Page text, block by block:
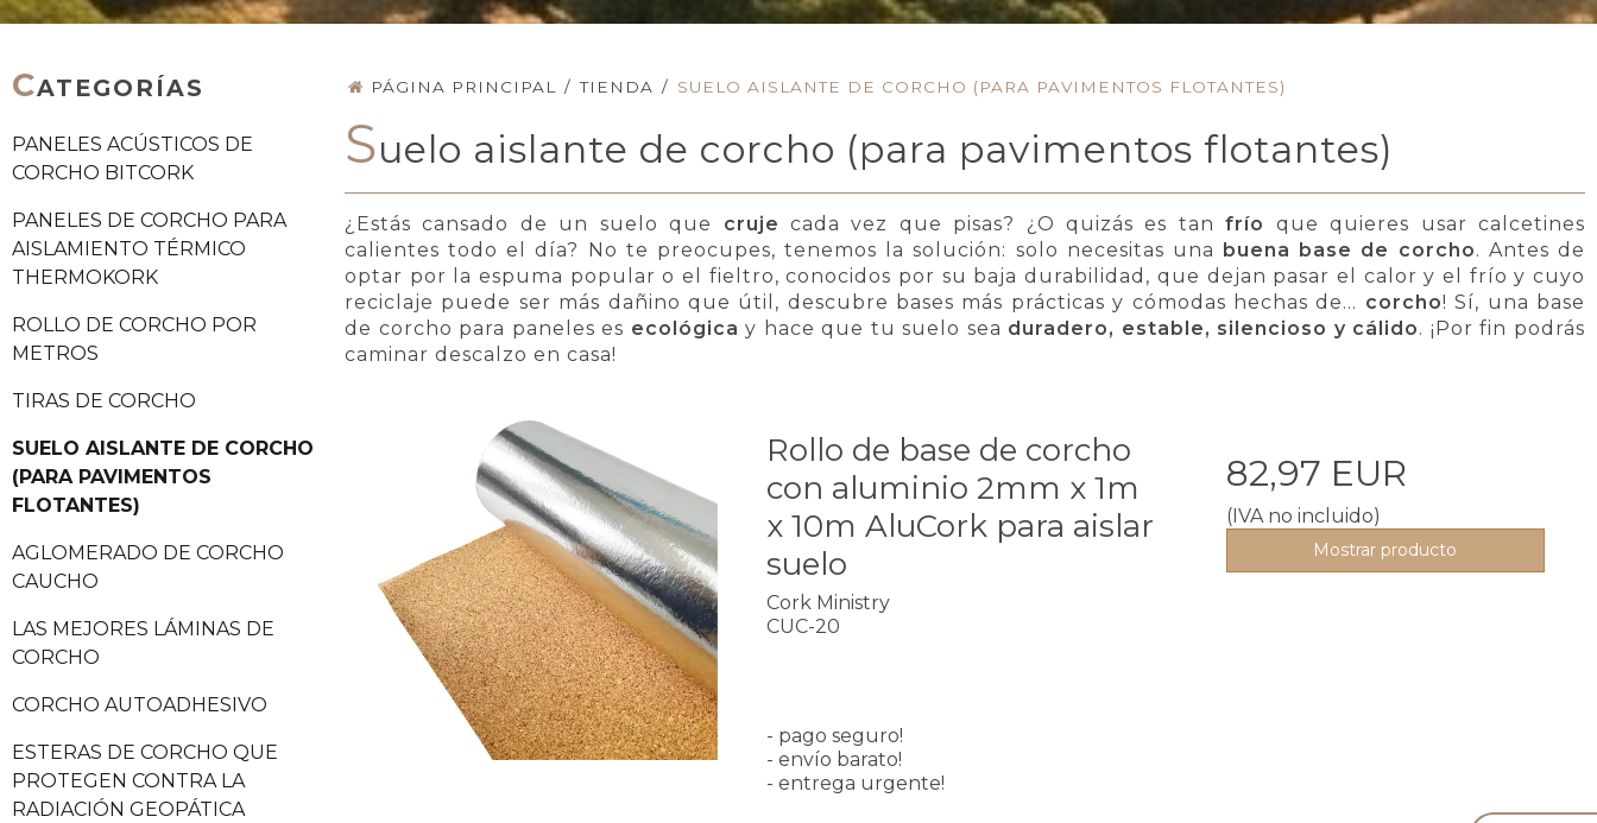
CATEGORÍAS
PANELES ACÚSTICOS DE
CORCHO BITCORK
PANELES DE CORCHO PARA
AISLAMIENTO TÉRMICO
THERMOKORK
ROLLO DE CORCHO POR
METROS
TIRAS DE CORCHO
SUELO AISLANTE DE CORCHO
(PARA PAVIMENTOS
FLOTANTES)
AGLOMERADO DE CORCHO
CAUCHO
LAS MEJORES LÁMINAS DE
CORCHO
CORCHO AUTOADHESIVO
ESTERAS DE CORCHO QUE
PROTEGEN CONTRA LA
RADIACIÓN GEOPÁTICA
PÁGINA PRINCIPAL / TIENDA / SUELO AISLANTE DE CORCHO (PARA PAVIMENTOS FLOTANTES)
Suelo aislante de corcho (para pavimentos flotantes)
¿Estás cansado de un suelo que cruje cada vez que pisas? ¿O quizás es tanfrío
que quieres usar calcetines
calientes todo el día? No te preocupes, tenemos la solución: solo necesitas una
buena base de corcho. Antes de
optar por la espuma popular o el fieltro, conocidos por su baja durabilidad, que dejan pasar el calor y el frío y cuyo
reciclaje puede ser más dañino que útil, descubre bases más prácticas y cómodas hechas de... corcho! Sí, una base
de corcho para paneles es ecológica y hace que tu suelo sea duradero, estable, silencioso y cálido. ¡Por fin podrás
caminar descalzo en casa!
Rollo de base de corcho
con aluminio 2mm x 1m
x 10m AluCork para aislar
suelo
Cork Ministry
CUC-20
- pago seguro!
- envío barato!
- entrega urgente!
82,97 EUR
(IVA no incluido)
Mostrar producto